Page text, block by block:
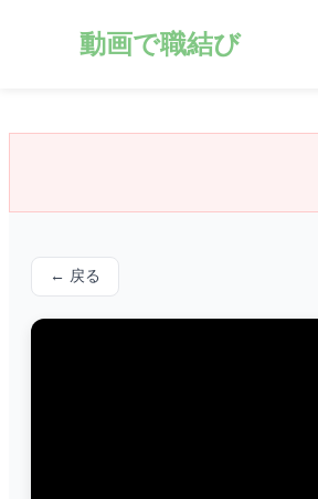
動画で職結び
← 戻る